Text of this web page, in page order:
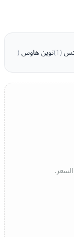
(
1
)توين هاوس(